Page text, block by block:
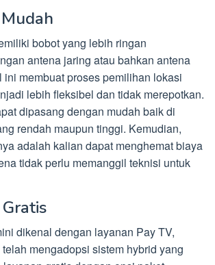
bobot yang lebih ringan
antena jaring atau bahkan antena
ini membuat proses pemilihan lokasi
lebih fleksibel dan tidak merepotkan.
dipasang dengan mudah baik di
rendah maupun tinggi. Kemudian,
adalah kalian dapat menghemat biaya
tidak perlu memanggil teknisi untuk
dikenal dengan layanan Pay TV,
mengadopsi sistem hybrid yang